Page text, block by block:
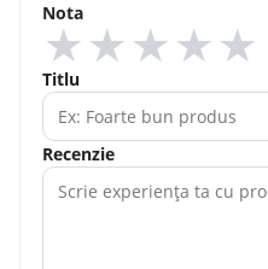
Nota
★
★
★
★
★
Titlu
Recenzie